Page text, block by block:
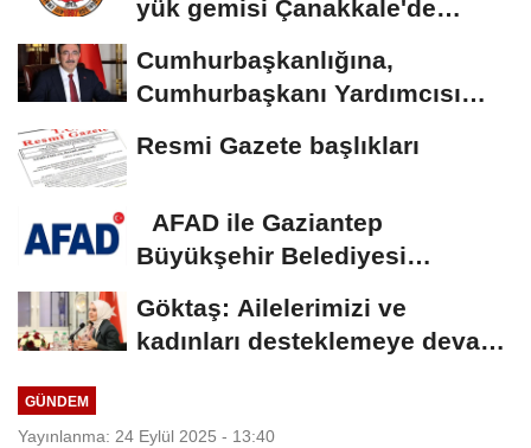
yük gemisi Çanakkale'de
Cumhurbaşkanlığına,
Cumhurbaşkanı Yardımcısı
Resmi Gazete başlıkları
AFAD ile Gaziantep
Büyükşehir Belediyesi
Göktaş: Ailelerimizi ve
kadınları desteklemeye devam
GÜNDEM
Yayınlanma: 24 Eylül 2025 - 13:40